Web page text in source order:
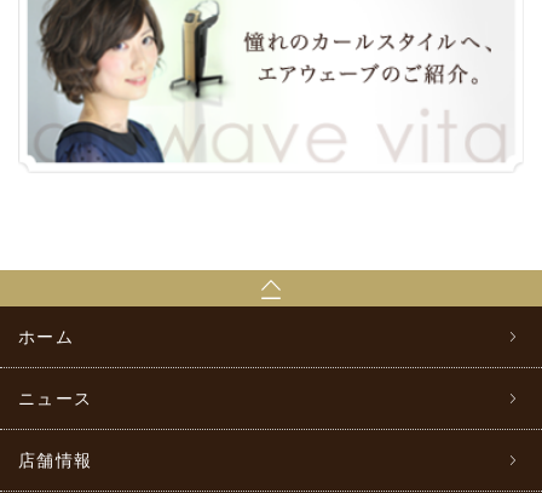
ホーム
ニュース
店舗情報